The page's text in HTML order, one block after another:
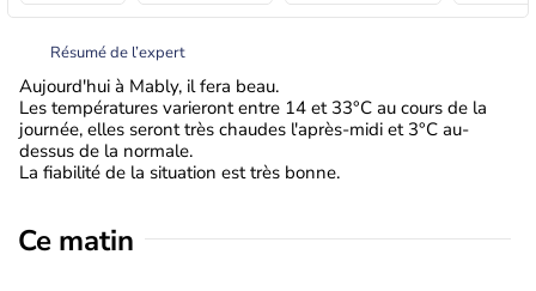
Résumé de l’expert
Aujourd'hui à Mably, il fera beau.
Les températures varieront entre 14 et 33°C au cours de la
journée, elles seront très chaudes l'après-midi et 3°C au-
dessus de la normale.
La fiabilité de la situation est très bonne.
Ce matin